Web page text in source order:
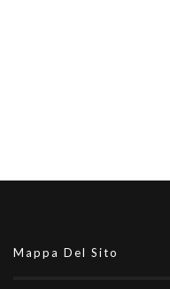
Mappa Del Sito